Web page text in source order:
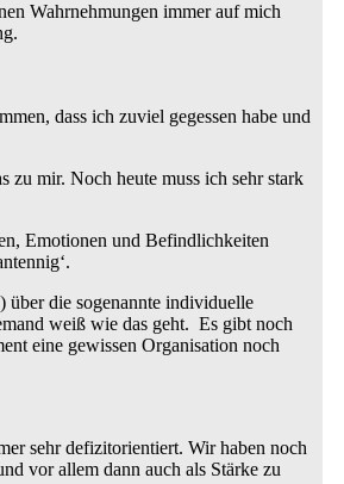
Wahrnehmungen immer auf mich
dass ich zuviel gegessen habe und
zu mir. Noch heute muss ich sehr stark
Emotionen und Befindlichkeiten
über die sogenannte individuelle
weiß wie das geht. Es gibt noch
eine gewissen Organisation noch
sehr defizitorientiert. Wir haben noch
vor allem dann auch als Stärke zu